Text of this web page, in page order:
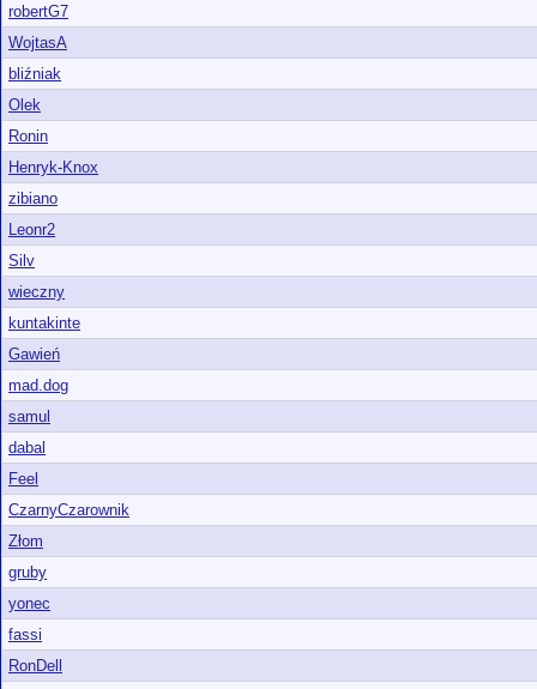
robertG7
WojtasA
bliźniak
Olek
Ronin
Henryk-Knox
zibiano
Leonr2
Silv
wieczny
kuntakinte
Gawień
mad.dog
samul
dabal
Feel
CzarnyCzarownik
Złom
gruby
yonec
fassi
RonDell